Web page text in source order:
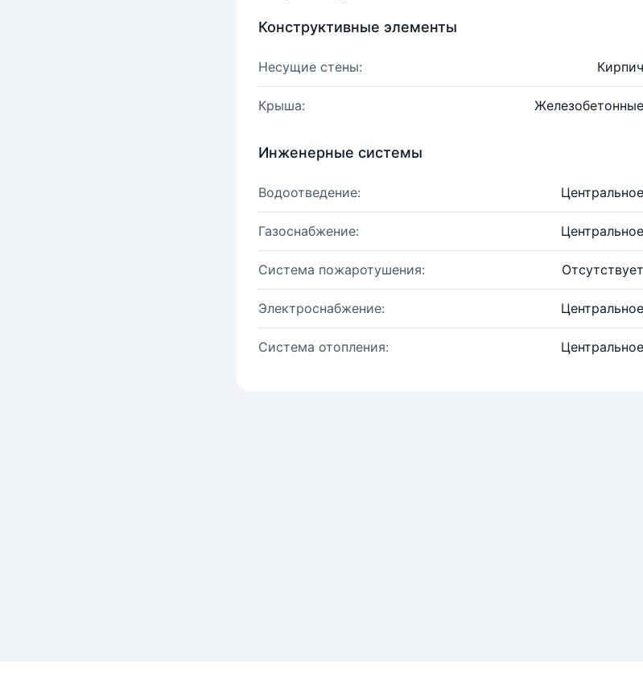
Конструктивные элементы
Несущие стены: Кирпич
Крыша: Железобетонные
Инженерные системы
Водоотведение: Центральное
Газоснабжение: Центральное
Система пожаротушения: Отсутствует
Электроснабжение: Центральное
Система отопления: Центральное